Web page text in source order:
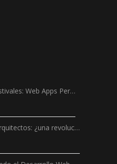
Web Apps Per…
¿una revoluc…